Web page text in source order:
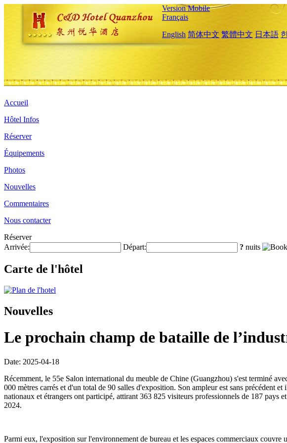
Version Mobile
Français
English 简体中文 繁體中文 日本語
Accueil
Hôtel Infos
Réserver
Équipements
Photos
Nouvelles
Commentaires
Nous contacter
Réserver
Arrivée:
Départ: ? nuits
Carte de l'hôtel
Nouvelles
Le prochain champ de bataille de
Date: 2025-04-18
Récemment, le 55e Salon international du meuble de Chine (Guangzhou) s'est terminé
000 mètres carrés et d'un total de 90 salles d'exposition. Son ampleur est sans précédent
nationaux et étrangers ont participé, attirant 363 825 visiteurs professionnels de 187
2024.
Parmi eux, l'exposition sur l'environnement de bureau et les espaces commerciaux